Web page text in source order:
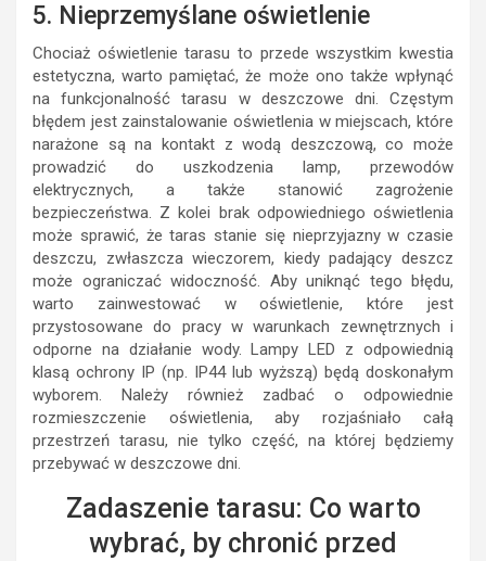
5. Nieprzemyślane oświetlenie
Chociaż oświetlenie tarasu to przede wszystkim kwestia
estetyczna, warto pamiętać, że może ono także wpłynąć
na funkcjonalność tarasu w deszczowe dni. Częstym
błędem jest zainstalowanie oświetlenia w miejscach, które
narażone są na kontakt z wodą deszczową, co może
prowadzić do uszkodzenia lamp, przewodów
elektrycznych, a także stanowić zagrożenie
bezpieczeństwa. Z kolei brak odpowiedniego oświetlenia
może sprawić, że taras stanie się nieprzyjazny w czasie
deszczu, zwłaszcza wieczorem, kiedy padający deszcz
może ograniczać widoczność. Aby uniknąć tego błędu,
warto zainwestować w oświetlenie, które jest
przystosowane do pracy w warunkach zewnętrznych i
odporne na działanie wody. Lampy LED z odpowiednią
klasą ochrony IP (np. IP44 lub wyższą) będą doskonałym
wyborem. Należy również zadbać o odpowiednie
rozmieszczenie oświetlenia, aby rozjaśniało całą
przestrzeń tarasu, nie tylko część, na której będziemy
przebywać w deszczowe dni.
Zadaszenie tarasu: Co warto
wybrać, by chronić przed